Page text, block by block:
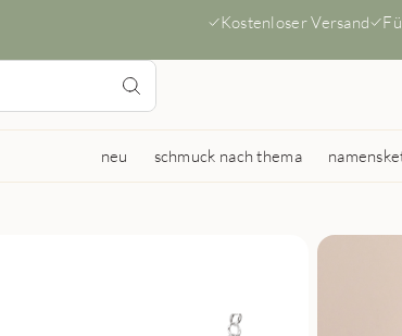
Kostenloser Versand
neu schmuck nach thema